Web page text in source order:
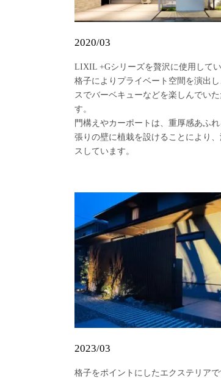
2020/03
LIXIL +Gシリーズを贅沢に使用してい
格子によりプライベート空間を演出
スでバーベキューなどを楽しんでいた
す。
門構えやカーポートは、重厚感あふ
張りの壁に植栽を設けることにより
スしています。
2023/03
格子をポイントにしたエクステリアで